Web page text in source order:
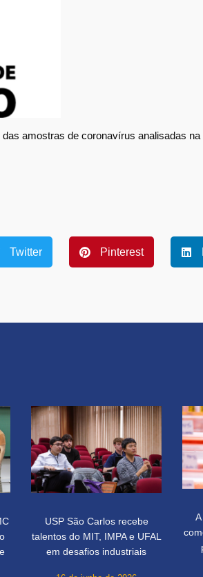
amostras de coronavírus analisadas na
Twitter Pinterest
USP São Carlos recebe
talentos do MIT, IMPA e UFAL
em desafios industriais